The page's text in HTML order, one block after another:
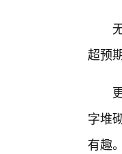
超预
字堆
有趣